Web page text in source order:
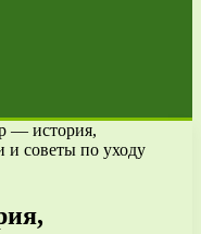
— история,
и советы по уходу